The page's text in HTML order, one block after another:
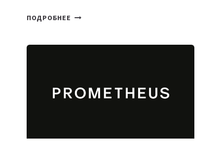
ПОДРОБНЕЕ META
ДЛЯ
ПРОГРАММИРОВАНИЯ
И